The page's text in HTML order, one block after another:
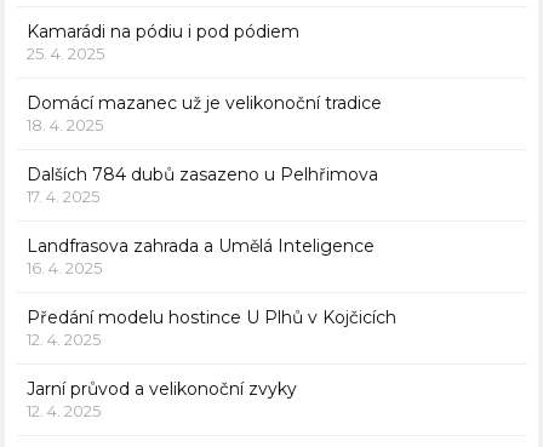
Kamarádi na pódiu i pod pódiem
25. 4. 2025
Domácí mazanec už je velikonoční tradice
18. 4. 2025
Dalších 784 dubů zasazeno u Pelhřimova
17. 4. 2025
Landfrasova zahrada a Umělá Inteligence
16. 4. 2025
Předání modelu hostince U Plhů v Kojčicích
12. 4. 2025
Jarní průvod a velikonoční zvyky
12. 4. 2025